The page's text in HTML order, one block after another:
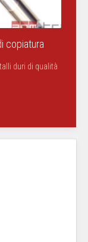
copiatura
duri di qualità